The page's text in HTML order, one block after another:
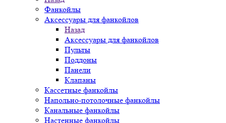
Фанкойлы
Аксессуары для фанкойлов
Назад
Аксессуары для фанкойлов
Пульты
Поддоны
Панели
Клапаны
Кассетные фанкойлы
Напольно-потолочные фанкойлы
Канальные фанкойлы
Настенные фанкойлы